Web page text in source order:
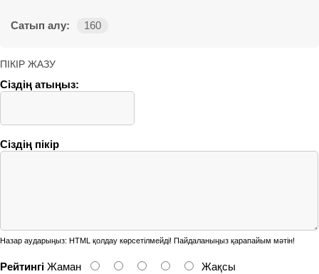
Сатып алу: 160
ПІКІР ЖАЗУ
Сіздің атыңыз:
Сіздің пікір
Назар аударыңыз: HTML қолдау көрсетілмейді! Пайдаланыңыз қарапайым мәтін!
Рейтингі Жаман Жақсы